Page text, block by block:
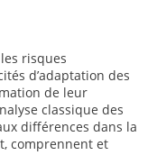
risques
d’adaptation des
de leur
classique des
différences dans la
comprennent et